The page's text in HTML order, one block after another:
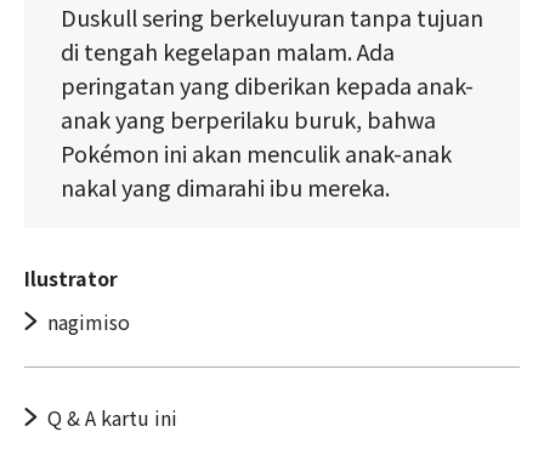
Duskull sering berkeluyuran tanpa tujuan
di tengah kegelapan malam. Ada
peringatan yang diberikan kepada anak-
anak yang berperilaku buruk, bahwa
Pokémon ini akan menculik anak-anak
nakal yang dimarahi ibu mereka.
Ilustrator
nagimiso
Q & A kartu ini